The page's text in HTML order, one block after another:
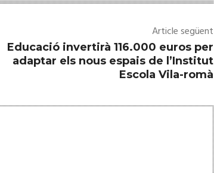
Article següent
Educació invertirà 116.000 euros per
adaptar els nous espais de l’Institut
Escola Vila-romà